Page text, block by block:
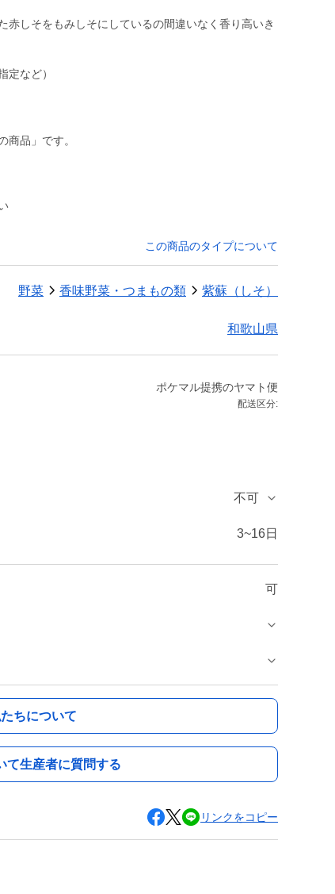
赤しそをもみしそにしているの間違いなく香り高いき
定など）
商品」です。
この商品のタイプについて
野菜 香味野菜・つまもの類 紫蘇（しそ）
和歌山県
ポケマル提携のヤマト便
配送区分:
不可
3~16日
可
ちについて
て生産者に質問する
リンクをコピー